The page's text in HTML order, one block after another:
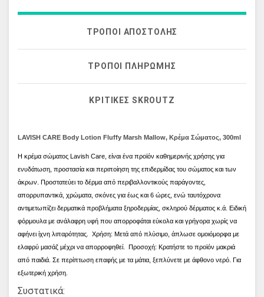
ΤΡΌΠΟΙ ΑΠΟΣΤΟΛΉΣ
ΤΡΌΠΟΙ ΠΛΗΡΩΜΉΣ
ΚΡΙΤΙΚΈΣ SKROUTZ
LAVISH CARE Body Lotion Fluffy Marsh Mallow, Κρέμα Σώματος, 300ml
Η κρέμα σώματος Lavish Care, είναι ένα προϊόν καθημερινής χρήσης για
ενυδάτωση, προστασία και περιποίηση της επιδερμίδας του σώματος και των
άκρων. Προστατεύει το δέρμα από περιβαλλοντικούς παράγοντες,
απορρυπαντικά, χρώματα, σκόνες για έως και 6 ώρες, ενώ ταυτόχρονα
αντιμετωπίζει δερματικά προβλήματα ξηροδερμίας, σκληρού δέρματος κ.ά. Ειδική
φόρμουλα με ανάλαφρη υφή που απορροφάται εύκολα και γρήγορα χωρίς να
αφήνει ίχνη λιπαρότητας.
Χρήση: Μετά από πλύσιμο, άπλωσε ομοιόμορφα με
ελαφρύ μασάζ μέχρι να απορροφηθεί.
Προσοχή: Κρατήστε το προϊόν μακριά
από παιδιά. Σε περίπτωση επαφής με τα μάτια, ξεπλύνετε με άφθονο νερό. Για
εξωτερική χρήση.
Συστατικά: